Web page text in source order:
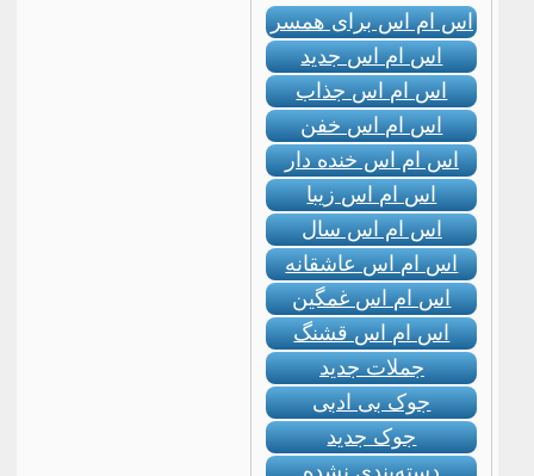
اس ام اس برای همسر
اس ام اس جدید
اس ام اس جذاب
اس ام اس خفن
اس ام اس خنده دار
اس ام اس زیبا
اس ام اس سال
اس ام اس عاشقانه
اس ام اس غمگین
اس ام اس قشنگ
جملات جدید
جوک بی ادبی
جوک جدید
دسته‌بندی نشده